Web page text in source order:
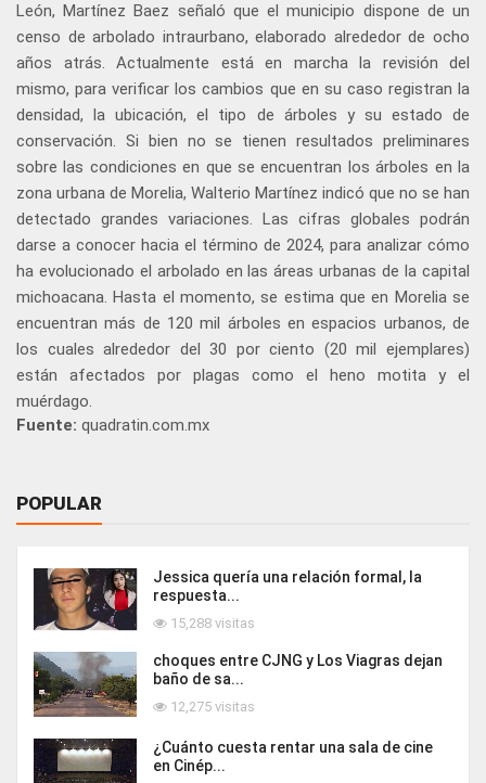
León, Martínez Baez señaló que el municipio dispone de un
censo de arbolado intraurbano, elaborado alrededor de ocho
años atrás. Actualmente está en marcha la revisión del
mismo, para verificar los cambios que en su caso registran la
densidad, la ubicación, el tipo de árboles y su estado de
conservación. Si bien no se tienen resultados preliminares
sobre las condiciones en que se encuentran los árboles en la
zona urbana de Morelia, Walterio Martínez indicó que no se han
detectado grandes variaciones. Las cifras globales podrán
darse a conocer hacia el término de 2024, para analizar cómo
ha evolucionado el arbolado en las áreas urbanas de la capital
michoacana. Hasta el momento, se estima que en Morelia se
encuentran más de 120 mil árboles en espacios urbanos, de
los cuales alrededor del 30 por ciento (20 mil ejemplares)
están afectados por plagas como el heno motita y el
muérdago.
Fuente: quadratin.com.mx
POPULAR
Jessica quería una relación formal, la
respuesta...
15,288 visitas
choques entre CJNG y Los Viagras dejan
baño de sa...
12,275 visitas
¿Cuánto cuesta rentar una sala de cine
en Cinép...